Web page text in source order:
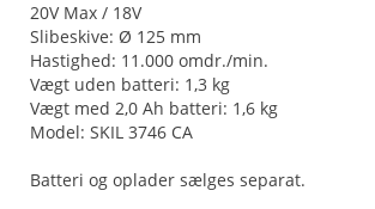
20V Max / 18V
Slibeskive: Ø 125 mm
Hastighed: 11.000 omdr./min.
Vægt uden batteri: 1,3 kg
Vægt med 2,0 Ah batteri: 1,6 kg
Model: SKIL 3746 CA
Batteri og oplader sælges separat.